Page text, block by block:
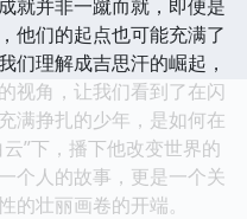
就并非一蹴而就，即便是
他们的起点也可能充满了
们理解成吉思汗的崛起，
视角，让我们看到了在闪
满挣扎的少年，是如何在
”下，播下他改变世界的
个人的故事，更是一个关
的壮丽画卷的开端。